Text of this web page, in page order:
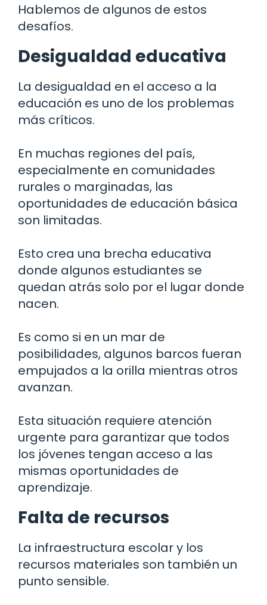
Hablemos de algunos de estos
desafíos.
Desigualdad educativa
La desigualdad en el acceso a la
educación es uno de los problemas
más críticos.
En muchas regiones del país,
especialmente en comunidades
rurales o marginadas, las
oportunidades de educación básica
son limitadas.
Esto crea una brecha educativa
donde algunos estudiantes se
quedan atrás solo por el lugar donde
nacen.
Es como si en un mar de
posibilidades, algunos barcos fueran
empujados a la orilla mientras otros
avanzan.
Esta situación requiere atención
urgente para garantizar que todos
los jóvenes tengan acceso a las
mismas oportunidades de
aprendizaje.
Falta de recursos
La infraestructura escolar y los
recursos materiales son también un
punto sensible.